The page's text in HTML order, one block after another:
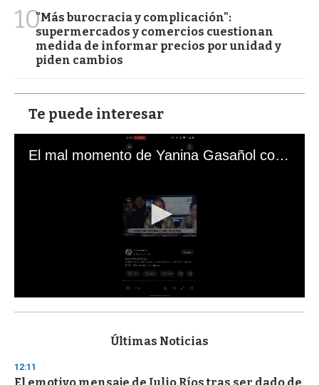
10"Más burocracia y complicación":
supermercados y comercios cuestionan
medida de informar precios por unidad y
piden cambios
Te puede interesar
El mal momento de Yanina Gasañol con un hincha argentino en "Subrayado"
s
d
s
Últimas Noticias
12:11
El emotivo mensaje de Julio Ríos tras ser dado de